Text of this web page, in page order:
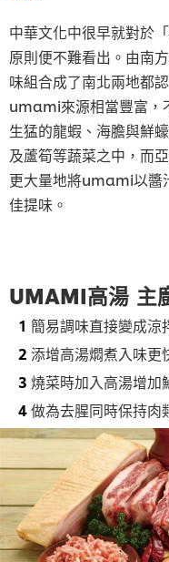
中華文化中很早就對於
原則便不難看出。由南
味組合成了南北兩地都
umami來源相當豐富，
生猛的龍蝦、海膽與鮮
及蘆筍等蔬菜之中，而
更大量地將umami以醬
佳提味。
UMAMI高湯 主
簡易調味直接變成涼
添增高湯燜煮入味更
燒菜時加入高湯增加
做為去腥同時保持肉